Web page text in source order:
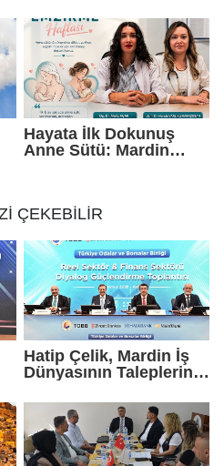
Kadro Kuruyoruz"
Hayata İlk Dokunuş
Anne Sütü: Mardin
ÇEKEBİLİR
Hatip Çelik, Mardin İş
Dünyasının Taleplerini
Taşıdı